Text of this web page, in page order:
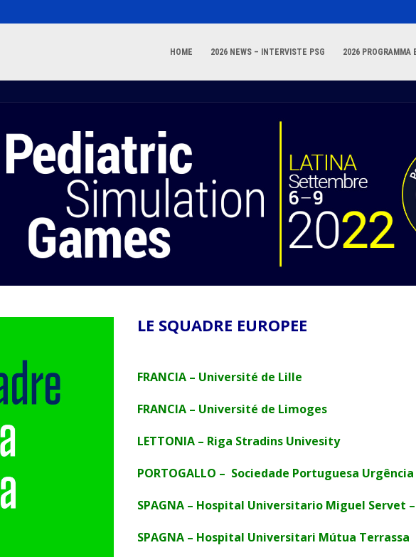
HOME 2026 NEWS – INTERVISTE PSG 2026 PROGRAMMA
LE SQUADRE EUROPEE
FRANCIA – Université de Lille
FRANCIA – Université de Limoges
LETTONIA – Riga Stradins Univesity
PORTOGALLO – Sociedade Portuguesa
SPAGNA – Hospital Universitario Miguel Servet
SPAGNA – Hospital Universitari Mútua Terrassa